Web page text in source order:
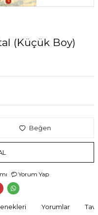
(Küçük Boy)
Beğen
Yorum Yap
Yorumlar